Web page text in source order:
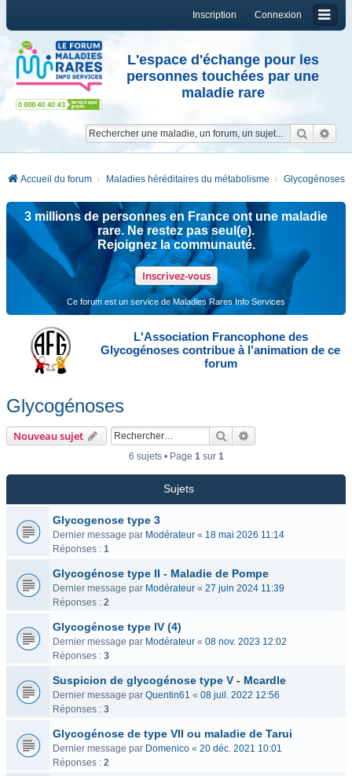
Connexion
Inscription
L'espace d'échange pour les
personnes touchées par une
maladie rare
Accueil du forum Maladies héréditaires du métabolisme Glycogénoses
3 millions de personnes en France ont une maladie
rare. Ne restez pas seul(e).
Rejoignez la communauté.
Inscrivez-vous
Ce forum est un service de Maladies Rares Info Services
L'Association Francophone des
Glycogénoses contribue à l'animation de ce
forum
Glycogénoses
Nouveau sujet Rechercher
6 sujets • Page 1sur 1
Sujets
Glycogenose type 3
Dernier message par Modérateur « 18 mai 2026 11:14
Réponses : 1
Glycogénose type II - Maladie de Pompe
Dernier message par Modérateur « 27 juin 2024 11:39
Réponses : 2
Glycogénose type IV (4)
Dernier message par Modérateur « 08 nov. 2023 12:02
Réponses : 3
Suspicion de glycogénose type V - Mcardle
Dernier message par Quentin61 « 08 juil. 2022 12:56
Réponses : 3
Glycogénose de type VII ou maladie de Tarui
Dernier message par Domenico « 20 déc. 2021 10:01
Réponses : 2